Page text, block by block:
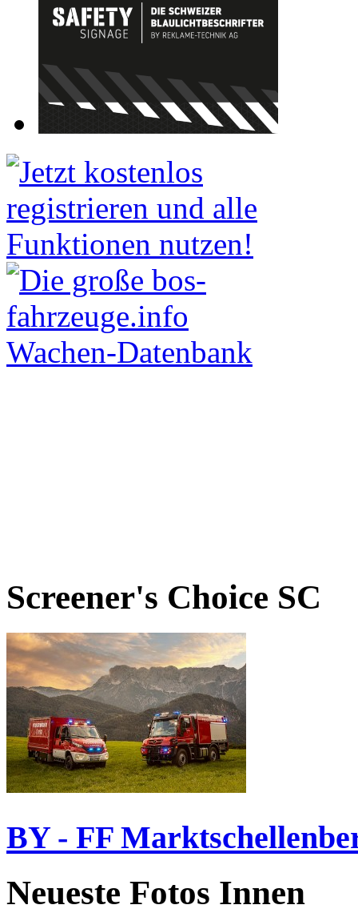
Screener's Choice SC
BY - FF
Neueste Fotos Innen